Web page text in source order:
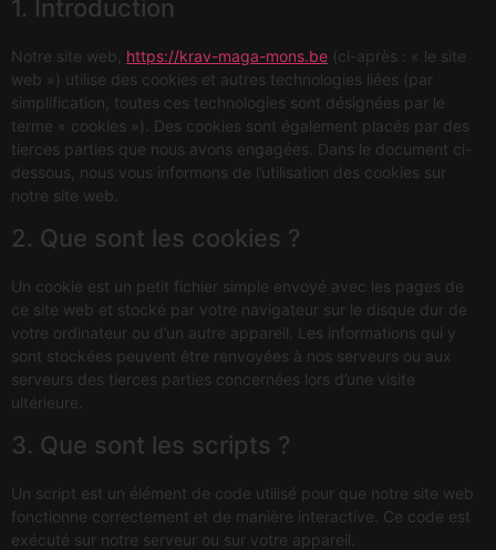
1. Introduction
Notre site web, https://krav-maga-mons.be (ci-après : « le site
web ») utilise des cookies et autres technologies liées (par
simplification, toutes ces technologies sont désignées par le
terme « cookies »). Des cookies sont également placés par des
tierces parties que nous avons engagées. Dans le document ci-
dessous, nous vous informons de l’utilisation des cookies sur
notre site web.
2. Que sont les cookies ?
Un cookie est un petit fichier simple envoyé avec les pages de
ce site web et stocké par votre navigateur sur le disque dur de
votre ordinateur ou d’un autre appareil. Les informations qui y
sont stockées peuvent être renvoyées à nos serveurs ou aux
serveurs des tierces parties concernées lors d’une visite
ultérieure.
3. Que sont les scripts ?
Un script est un élément de code utilisé pour que notre site web
fonctionne correctement et de manière interactive. Ce code est
exécuté sur notre serveur ou sur votre appareil.